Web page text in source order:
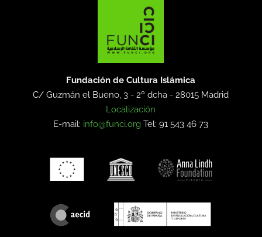
Fundación de Cultura Islámica
C/ Guzmán el Bueno, 3 - 2º dcha -28015 Madrid
Localización
E-mail: info@funci.org Tel: 91 543 46 73